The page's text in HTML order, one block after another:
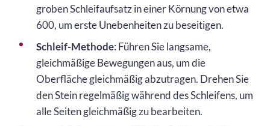
groben Schleifaufsatz in einer Körnung von etwa
600, um erste Unebenheiten zu beseitigen.
Schleif-Methode: Führen Sie langsame,
gleichmäßige Bewegungen aus, um die
Oberfläche gleichmäßig abzutragen. Drehen Sie
den Stein regelmäßig während des Schleifens, um
alle Seiten gleichmäßig zu bearbeiten.